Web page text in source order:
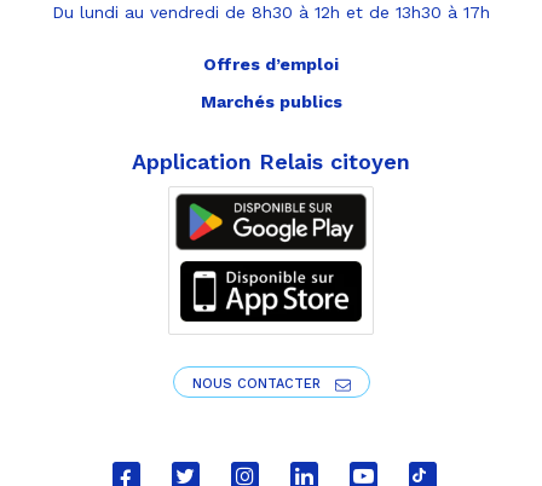
Du lundi au vendredi de 8h30 à 12h et de 13h30 à 17h
Offres d’emploi
Marchés publics
Application Relais citoyen
NOUS CONTACTER